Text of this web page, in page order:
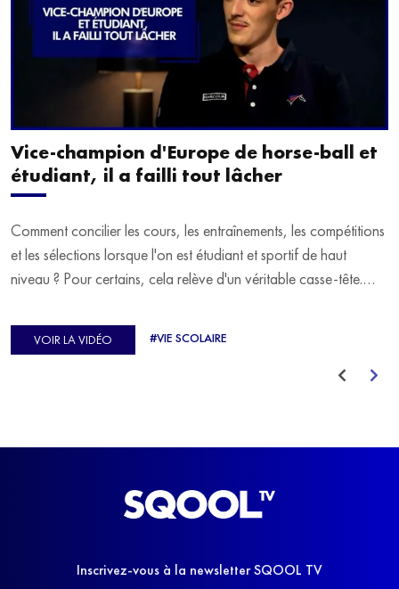
Vice-champion d'Europe de horse-ball et
étudiant, il a failli tout lâcher
Comment concilier les cours, les entraînements, les compétitions
et les sélections lorsque l'on est étudiant et sportif de haut
niveau ? Pour certains, cela relève d'un véritable casse-tête.
d'Europe de Horse-ball, qui a failli abandonner ses études
avant de trouver un nouvel équilibre.
VOIR LA VIDÉO #VIE SCOLAIRE
Inscrivez-vous à la newsletter SQOOL TV